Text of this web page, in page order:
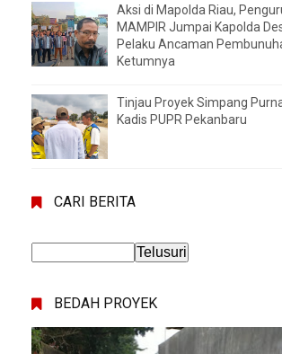
Aksi di Mapolda Riau,
MAMPIR Jumpai Kapolda
Pelaku Ancaman
Ketumnya
Tinjau Proyek Simpang
Kadis PUPR Pekanbaru
CARI BERITA
BEDAH PROYEK